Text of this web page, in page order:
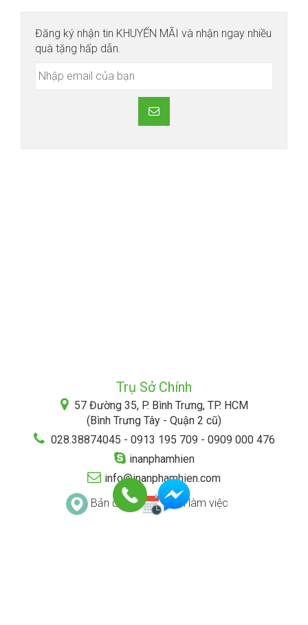
Đăng ký nhận tin KHUYẾN MÃI và nhận ngay nhiều
quà tặng hấp dẫn.
Trụ Sở Chính
57 Đường 35, P. Bình Trưng, TP. HCM
(Bình Trưng Tây - Quận 2 cũ)
028.38874045 - 0913 195 709 - 0909 000 476
inanphamhien
info@inanphamhien.com
Bản đồ
Lịch làm việc